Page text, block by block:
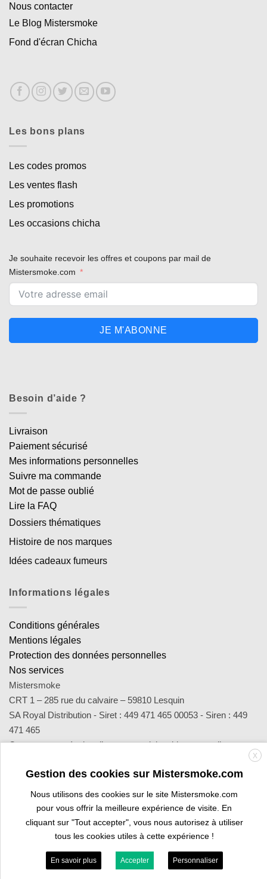
Nous contacter
Le Blog Mistersmoke
Fond d'écran Chicha
Les bons plans
Les codes promos
Les ventes flash
Les promotions
Les occasions chicha
Je souhaite recevoir les offres et coupons par mail de
Mistersmoke.com
JE M'ABONNE
Besoin d’aide ?
Livraison
Paiement sécurisé
Mes informations personnelles
Suivre ma commande
Mot de passe oublié
Lire la FAQ
Dossiers thématiques
Histoire de nos marques
Idées cadeaux fumeurs
Informations légales
Conditions générales
Mentions légales
Protection des données personnelles
Nos services
Mistersmoke
CRT 1 – 285 rue du calvaire – 59810 Lesquin
SA Royal Distribution - Siret : 449 471 465 00053 - Siren : 449
471 465
Contact : notre équipe d’experts est joignable par email
sav@mistersmoke.com ou par téléphone au 03 20 90 56 55 du
lundi au vendredi de 9h à 17h.
Pay
Copyright 2026 ©Mistersmoke.com
X
Gestion des cookies sur Mistersmoke.com
Nous utilisons des cookies sur le site Mistersmoke.com
pour vous offrir la meilleure expérience de visite. En
cliquant sur "Tout accepter", vous nous autorisez à utiliser
tous les cookies utiles à cette expérience !
En savoir plus Accepter Personnaliser